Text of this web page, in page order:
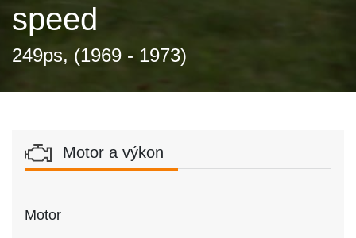
speed
249ps, (1969 - 1973)
Motor a výkon
Motor